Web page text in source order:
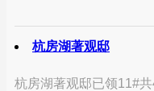
杭房湖著观邸
杭房湖著观邸已领11#